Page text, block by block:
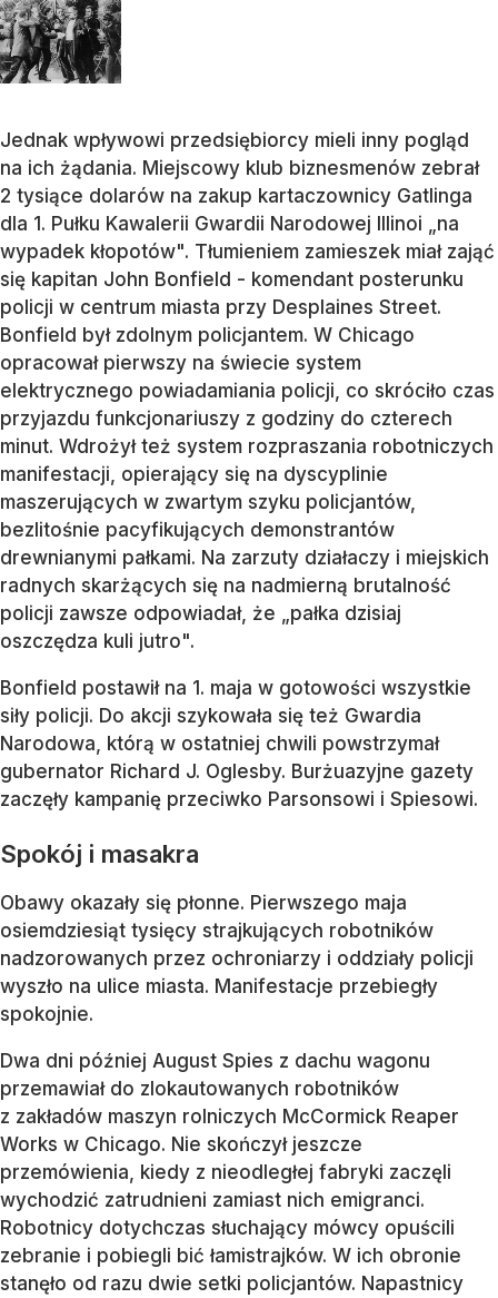
Jednak wpływowi przedsiębiorcy mieli inny pogląd
na ich żądania. Miejscowy klub biznesmenów zebrał
2 tysiące dolarów na zakup kartaczownicy Gatlinga
dla 1. Pułku Kawalerii Gwardii Narodowej Illinoi „na
wypadek kłopotów". Tłumieniem zamieszek miał zająć
się kapitan John Bonfield - komendant posterunku
policji w centrum miasta przy Desplaines Street.
Bonfield był zdolnym policjantem. W Chicago
opracował pierwszy na świecie system
elektrycznego powiadamiania policji, co skróciło czas
przyjazdu funkcjonariuszy z godziny do czterech
minut. Wdrożył też system rozpraszania robotniczych
manifestacji, opierający się na dyscyplinie
maszerujących w zwartym szyku policjantów,
bezlitośnie pacyfikujących demonstrantów
drewnianymi pałkami. Na zarzuty działaczy i miejskich
radnych skarżących się na nadmierną brutalność
policji zawsze odpowiadał, że „pałka dzisiaj
oszczędza kuli jutro".
Bonfield postawił na 1. maja w gotowości wszystkie
siły policji. Do akcji szykowała się też Gwardia
Narodowa, którą w ostatniej chwili powstrzymał
gubernator Richard J. Oglesby. Burżuazyjne gazety
zaczęły kampanię przeciwko Parsonsowi i Spiesowi.
Spokój i masakra
Obawy okazały się płonne. Pierwszego maja
osiemdziesiąt tysięcy strajkujących robotników
nadzorowanych przez ochroniarzy i oddziały policji
wyszło na ulice miasta. Manifestacje przebiegły
spokojnie.
Dwa dni później August Spies z dachu wagonu
przemawiał do zlokautowanych robotników
z zakładów maszyn rolniczych McCormick Reaper
Works w Chicago. Nie skończył jeszcze
przemówienia, kiedy z nieodległej fabryki zaczęli
wychodzić zatrudnieni zamiast nich emigranci.
Robotnicy dotychczas słuchający mówcy opuścili
zebranie i pobiegli bić łamistrajków. W ich obronie
stanęło od razu dwie setki policjantów. Napastnicy